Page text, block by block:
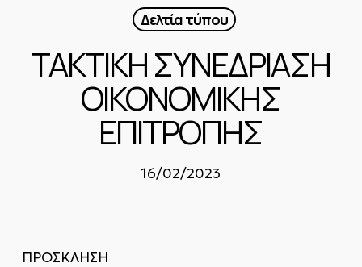
Δελτία τύπου
ΤΑΚΤΙΚΗ ΣΥΝΕΔΡΙΑΣΗ
ΟΙΚΟΝΟΜΙΚΗΣ
ΕΠΙΤΡΟΠΗΣ
16/02/2023
ΠΡΟΣΚΛΗΣΗ